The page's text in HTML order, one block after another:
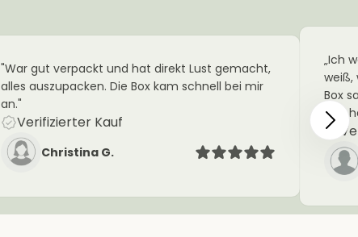
"War gut verpackt und hat direkt Lust gemacht,
alles auszupacken. Die Box kam schnell bei mir
an."
Verifizierter Kauf
Christina G.
„Ich
weiß,
Box
und